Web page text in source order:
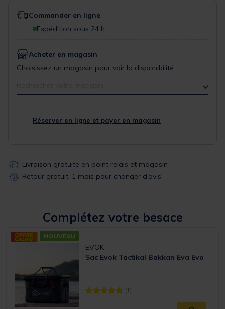
Commander en ligne
Expédition sous 24 h
Acheter en magasin
Choisissez un magasin pour voir la disponibilité
Réserver en ligne et payer en magasin
Livraison gratuite en point relais et magasin
Retour gratuit, 1 mois pour changer d’avis
Complétez votre besace
NOUVEAU
EVOK
Sac Evok Tactikal Bakkan Eva Evo
[object Object] out of 5 Customer Rating
(1)